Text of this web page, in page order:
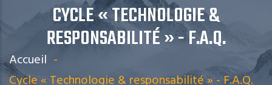
CYCLE « TECHNOLOGIE &
RESPONSABILITÉ » - F.A.Q.
Accueil -
Cycle « Technologie & responsabilité » - F.A.Q.